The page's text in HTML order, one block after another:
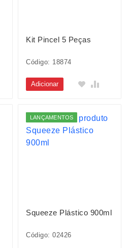
Kit Pincel 5 Peças
Código: 18874
Adicionar
LANÇAMENTOS
Squeeze Plástico 900ml
Código: 02426